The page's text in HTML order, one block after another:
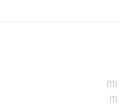
(11)
(1)